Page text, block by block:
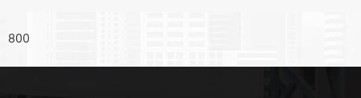
800